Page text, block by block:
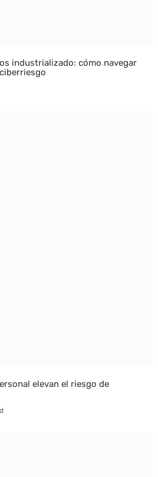
industrializado: cómo navegar
elevan el riesgo de